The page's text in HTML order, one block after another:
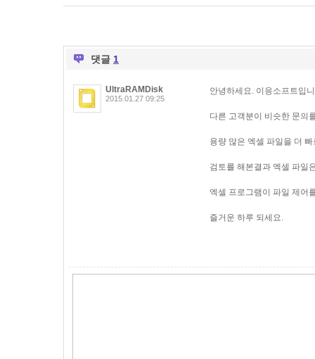
댓글 1
UltraRAMDisk
2015.01.27 09:25
안녕하세요. 이응소프트입
다른 고객분이 비슷한 문의
용량 많은 엑셀 파일을 더
검토를 해본결과 엑셀 파일
엑셀 프로그램이 파일 제어
즐거운 하루 되세요.